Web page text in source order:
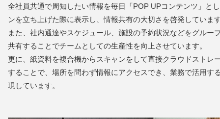
全社員共通で周知したい情報を毎日「POP UPコンテンツ」と
ンを立ち上げた際に表示し、情報共有の大切さを啓発していま
また、社内通達やスケジュール、施設の予約状況などをグルー
共有することでチームとしての生産性を向上させています。
更に、紙資料を複合機からスキャンをして直接クラウドストレ
することで、場所を問わず情報にアクセスでき、業務で活用す
現しています。